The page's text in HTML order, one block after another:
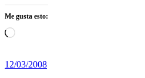
Me gusta esto:
Cargando...
12/03/2008